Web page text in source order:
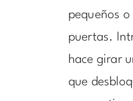
pequeños
puertas.
hace girar
que